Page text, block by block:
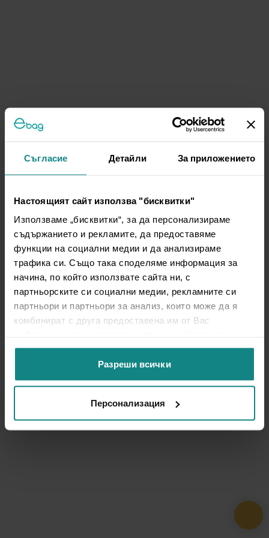
Съгласие Детайли За приложението
Настоящият сайт използва "бисквитки"
Използваме „бисквитки“, за да персонализираме
съдържанието и рекламите, да предоставяме
функции на социални медии и да анализираме
трафика си. Също така споделяме информация за
начина, по който използвате сайта ни, с
партньорските си социални медии, рекламните си
партньори и партньори за анализ, които може да я
комбинират с друга предоставена им от Вас
ползването от Ваша страна на услугите им.
Разреши всички
Персонализация